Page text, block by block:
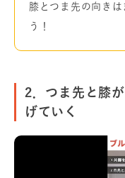
膝とつま先の向きは
う！
2．つま先と膝
げていく